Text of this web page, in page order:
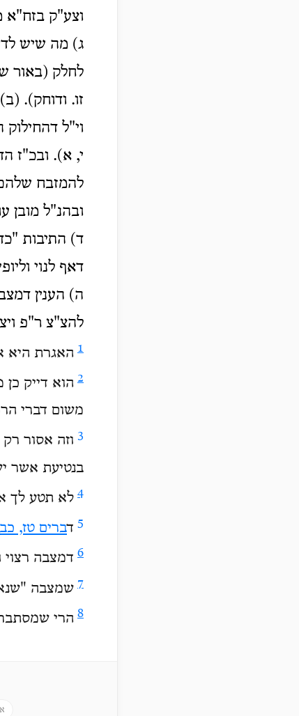
וצע"ק בזח"א
ג) מה שיש
לחלק (באור
זו. ודוחק).
וי"ל
י, א). ובכ"ז
להמזבח
ובהנ"ל מובן
ד) התיבות
דאף לנוי
ה) הענין
להצ"צ ר"פ
1 האגרת היא
2 הוא דייק
משום דברי
3 וזה אסור
בנטיעת אשר
4 לא תטע לך
5 דברים טז,
6 דמצבה רצוי
7 שמצבה
8 הרי